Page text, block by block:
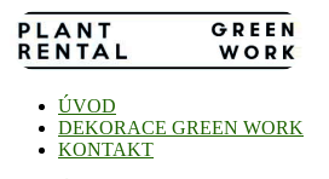
Přejít
obsahu
ÚVOD
DEKORACE GREEN WORK
KONTAKT